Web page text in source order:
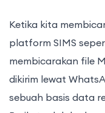
Ketika kita
platform SIMS
membicarakan file
dikirim lewat
sebuah basis data